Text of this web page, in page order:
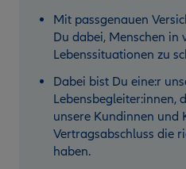
Mit passgenauen
Du dabei, Menschen in
Lebenssituationen zu
Dabei bist Du eine:r
Lebensbegleiter:innen,
unsere Kundinnen und
Vertragsabschluss die
haben.